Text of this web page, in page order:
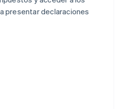
presentar declaraciones